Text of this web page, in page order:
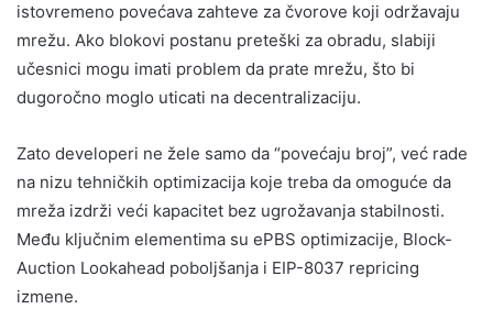
istovremeno povećava zahteve za čvorove koji održavaju
mrežu. Ako blokovi postanu preteški za obradu, slabiji
učesnici mogu imati problem da prate mrežu, što bi
dugoročno moglo uticati na decentralizaciju.
Zato developeri ne žele samo da “povećaju broj”, već rade
na nizu tehničkih optimizacija koje treba da omoguće da
mreža izdrži veći kapacitet bez ugrožavanja stabilnosti.
Među ključnim elementima su ePBS optimizacije, Block-
Auction Lookahead poboljšanja i EIP-8037 repricing
izmene.